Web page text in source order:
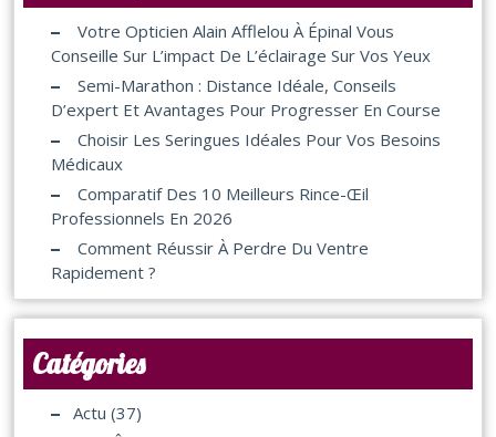
Votre Opticien Alain Afflelou À Épinal Vous
Conseille Sur L’impact De L’éclairage Sur Vos Yeux
Semi-Marathon : Distance Idéale, Conseils
D’expert Et Avantages Pour Progresser En Course
Choisir Les Seringues Idéales Pour Vos Besoins
Médicaux
Comparatif Des 10 Meilleurs Rince-Œil
Professionnels En 2026
Comment Réussir À Perdre Du Ventre
Rapidement ?
Catégories
Actu (37)